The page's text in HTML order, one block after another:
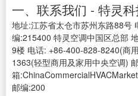
一、联系我们 - 特灵
地址:江苏省太仓市苏州东路88号
编:215400 特灵空调中国区总部
9楼 电话: +86-400-828-8240(商
1363(轻型商用及家用中央空调)
箱
邮编:200